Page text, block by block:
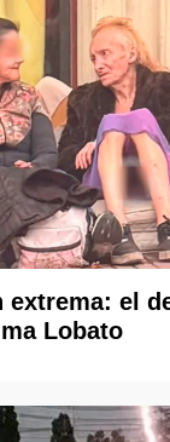
extrema: el
Lobato